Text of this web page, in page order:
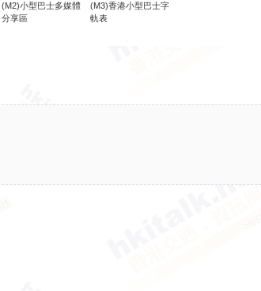
(M2)小型巴士多媒體
分享區
(M3)香港小型巴士字
軌表